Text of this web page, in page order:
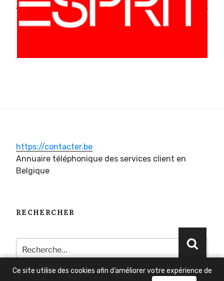
https://contacter.be
Annuaire téléphonique des services client en
Belgique
RECHERCHER
Recherche
pour
:
Ce site utilise des cookies afin d’améliorer votre expérience de